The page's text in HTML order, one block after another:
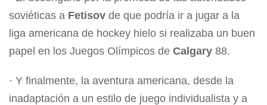
soviéticas a Fetisov de que podría ir a jugar a la
liga americana de hockey hielo si realizaba un buen
papel en los Juegos Olímpicos de Calgary 88.
· Y finalmente, la aventura americana, desde la
inadaptación a un estilo de juego individualista y a